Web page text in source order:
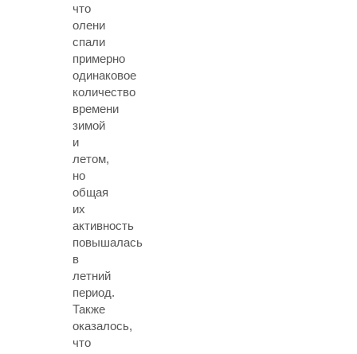
что
олени
спали
примерно
одинаковое
количество
времени
зимой
и
летом,
но
общая
их
активность
повышалась
в
летний
период.
Также
оказалось,
что